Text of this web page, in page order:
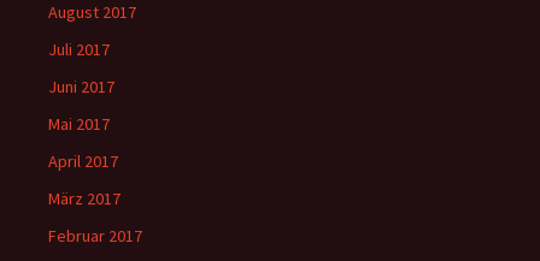
August 2017
Juli 2017
Juni 2017
Mai 2017
April 2017
März 2017
Februar 2017